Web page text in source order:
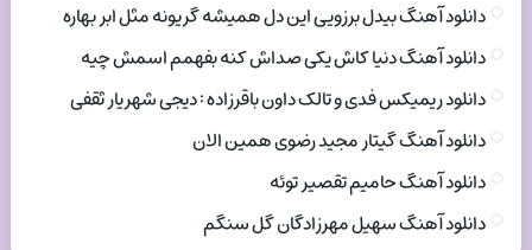
دانلود آهنگ بیدل برزویی این دل همیشه گریونه مثل ابر بهاره
دانلود آهنگ دنیا کاش یکی صداش کنه بفهمم اسمش چیه
دانلود ریمیکس فدی و تالک داون باقرزاده : دیجی شهریار ثقفی
دانلود آهنگ گیتار مجید رضوی همین الان
دانلود آهنگ حامیم تقصیر توئه
دانلود آهنگ سهیل مهرزادگان گل سنگم